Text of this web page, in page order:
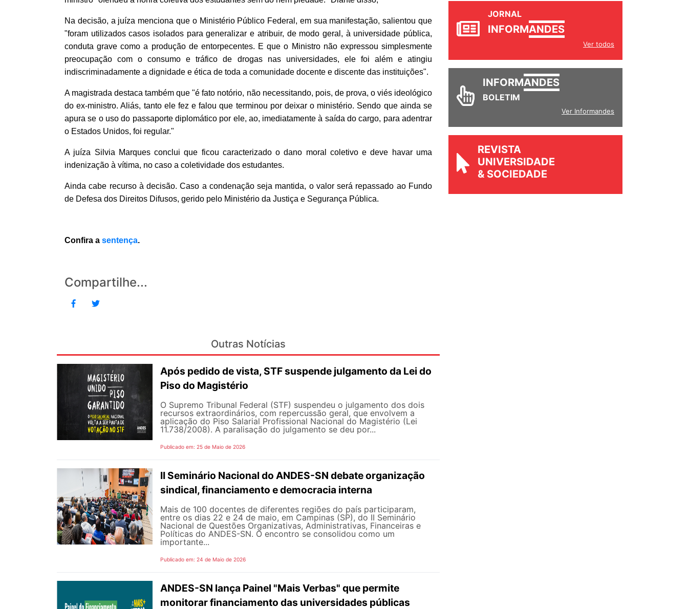
Na decisão, a juíza menciona que o Ministério Público Federal, em sua manifestação, salientou que
"foram utilizados casos isolados para generalizar e atribuir, de modo geral, à universidade pública,
conduta grave como a produção de entorpecentes. E que o Ministro não expressou simplesmente
preocupação com o consumo e tráfico de drogas nas universidades, ele foi além e atingiu
indiscriminadamente a dignidade e ética de toda a comunidade docente e discente das instituições".
A magistrada destaca também que "é fato notório, não necessitando, pois, de prova, o viés ideológico
do ex-ministro. Aliás, tanto ele fez e falou que terminou por deixar o ministério. Sendo que ainda se
apura se o uso do passaporte diplomático por ele, ao, imediatamente à saída do cargo, para adentrar
o Estados Unidos, foi regular."
A juíza Silvia Marques conclui que ficou caracterizado o dano moral coletivo e deve havar uma
indenização à vítima, no caso a coletividade dos estudantes.
Ainda cabe recurso à decisão. Caso a condenação seja mantida, o valor será repassado ao Fundo
de Defesa dos Direitos Difusos, gerido pelo Ministério da Justiça e Segurança Pública.
Confira a sentença.
Compartilhe...
Outras Notícias
Após pedido de vista, STF suspende julgamento da Lei do
Piso do Magistério
O Supremo Tribunal Federal (STF) suspendeu o julgamento dos dois
recursos extraordinários, com repercussão geral, que envolvem a
aplicação do Piso Salarial Profissional Nacional do Magistério (Lei
11.738/2008). A paralisação do julgamento se deu por...
Publicado em: 25 de Maio de 2026
II Seminário Nacional do ANDES-SN debate organização
sindical, financiamento e democracia interna
Mais de 100 docentes de diferentes regiões do país participaram,
entre os dias 22 e 24 de maio, em Campinas (SP), do II Seminário
Nacional de Questões Organizativas, Administrativas, Financeiras e
Políticas do ANDES-SN. O encontro se consolidou como um
importante...
Publicado em: 24 de Maio de 2026
ANDES-SN lança Painel "Mais Verbas" que permite
monitorar financiamento das universidades públicas
JORNAL
INFORMANDES
Ver todos
INFORMANDES
BOLETIM
Ver Informandes
REVISTA
UNIVERSIDADE
& SOCIEDADE